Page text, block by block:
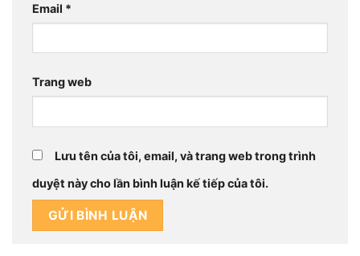
Email *
Trang web
Lưu tên của tôi, email, và trang web trong trình
duyệt này cho lần bình luận kế tiếp của tôi.